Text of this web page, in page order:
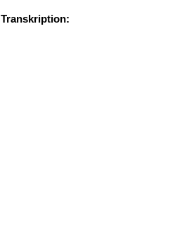
Transkription: